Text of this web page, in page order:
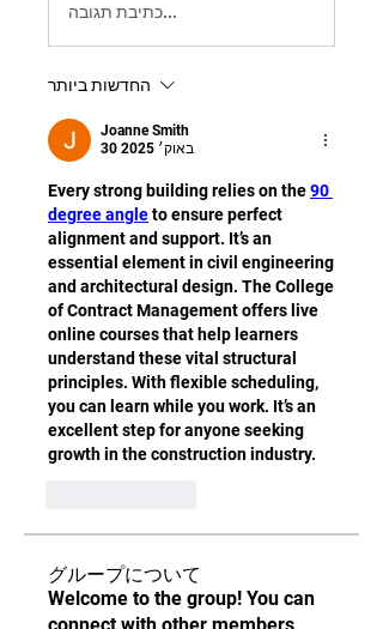
כתיבת תגובה...
החדשות ביותר
Joanne Smith
30 באוק׳ 2025
Every strong building relies on the 90
degree angle to ensure perfect
alignment and support. It’s an
essential element in civil engineering
and architectural design. The College
of Contract Management offers live
online courses that help learners
understand these vital structural
principles. With flexible scheduling,
you can learn while you work. It’s an
excellent step for anyone seeking
growth in the construction industry.
グループについて
Welcome to the group! You can